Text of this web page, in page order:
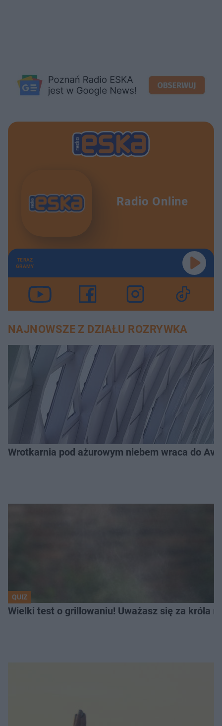
Radio Online
TERAZ
GRAMY
NAJNOWSZE Z DZIAŁU ROZRYWKA
Wrotkarnia pod ażurowym niebem wraca do
QUIZ
Wielki test o grillowaniu! Uważasz się za króla